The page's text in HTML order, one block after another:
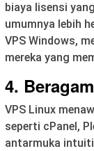
biaya lisensi
umumnya lebih
VPS Windows,
mereka yang
4.
VPS Linux
seperti cPanel,
antarmuka